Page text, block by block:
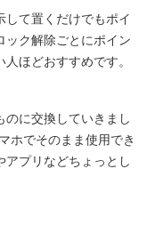
て置くだけでもポイ
ック解除ごとにポイン
ほどおすすめです。
に交換していきまし
ホでそのまま使用でき
プリなどちょっとし